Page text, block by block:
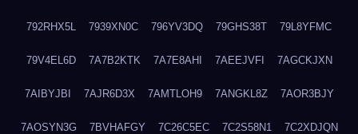
792RHX5L 7939XN0C 796YV3DQ 79GHS38T 79L8YFMC
79V4EL6D 7A7B2KTK 7A7E8AHI 7AEEJVFI 7AGCKJXN
7AIBYJBI 7AJR6D3X 7AMTLOH9 7ANGKL8Z 7AOR3BJY
7AOSYN3G 7BVHAFGY 7C26C5EC 7C2S58N1 7C2XDJQN